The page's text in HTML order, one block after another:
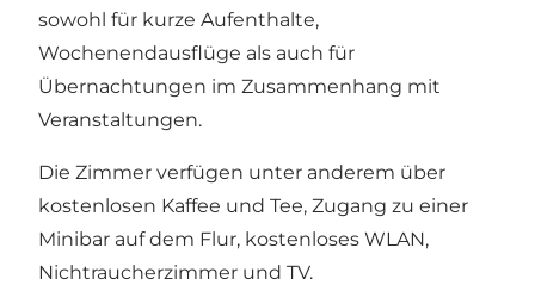
sowohl für kurze Aufenthalte,
Wochenendausflüge als auch für
Übernachtungen im Zusammenhang mit
Veranstaltungen.
Die Zimmer verfügen unter anderem über
kostenlosen Kaffee und Tee, Zugang zu einer
Minibar auf dem Flur, kostenloses WLAN,
Nichtraucherzimmer und TV.